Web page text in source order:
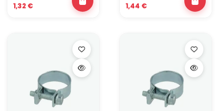
1,32 € 1,44 €